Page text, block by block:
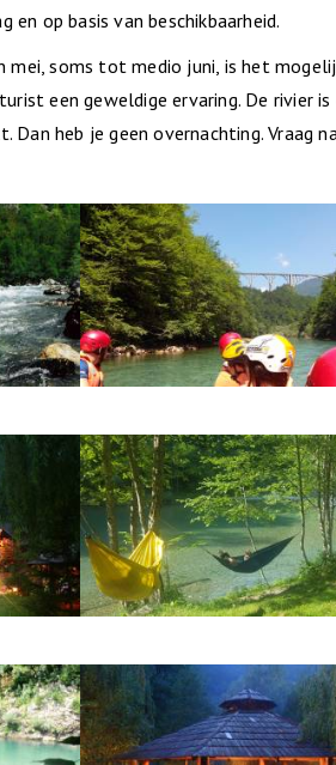
en op basis van beschikbaarheid.
mei, soms tot medio juni, is het
een geweldige ervaring. De rivier
heb je geen overnachting. Vraag